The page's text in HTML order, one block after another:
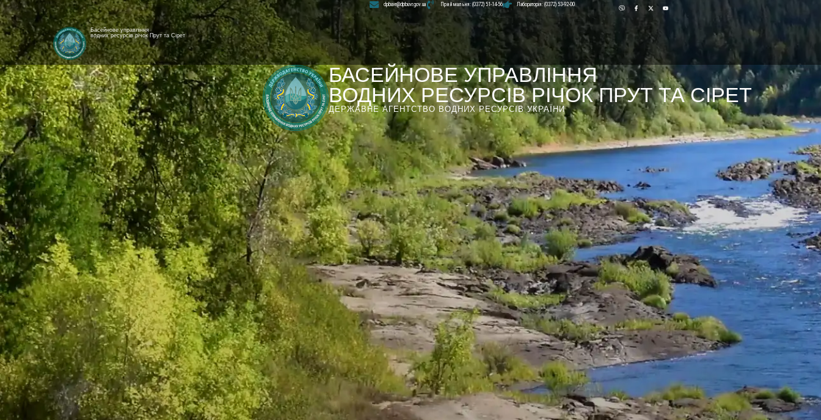
[newyear_garland]
Басейнове управління
водних ресурсів річок Прут та Сірет
Лабораторія: (0372) 53-92-00
dpbuvr@dpbuvr.gov.ua Приймальня: (0372) 51-14-56
БАСЕЙНОВЕ УПРАВЛІННЯ
ВОДНИХ РЕСУРСІВ РІЧОК ПРУТ ТА СІРЕТ
ДЕРЖАВНЕ АГЕНТСТВО ВОДНИХ РЕСУРСІВ УКРАЇНИ